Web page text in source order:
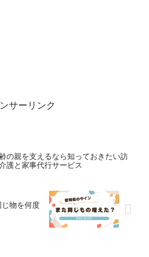
サーリンク
の親を支えるなら知っておきたい訪
護と家事代行サービス
物を何度